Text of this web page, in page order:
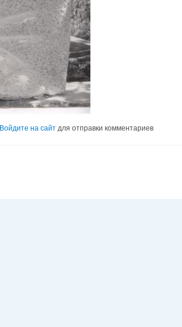
Войдите на сайт для отправки комментариев